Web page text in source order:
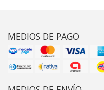
MEDIOS DE PAGO